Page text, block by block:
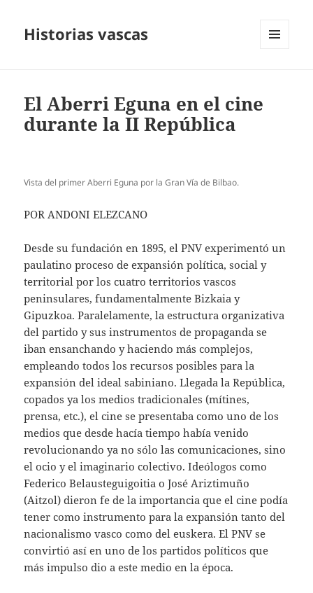
Historias vascas
El Aberri Eguna en el cine
durante la II República
Vista del primer Aberri Eguna por la Gran Vía de Bilbao.
POR ANDONI ELEZCANO
Desde su fundación en 1895, el PNV experimentó un
paulatino proceso de expansión política, social y
territorial por los cuatro territorios vascos
peninsulares, fundamentalmente Bizkaia y
Gipuzkoa. Paralelamente, la estructura organizativa
del partido y sus instrumentos de propaganda se
iban ensanchando y haciendo más complejos,
empleando todos los recursos posibles para la
expansión del ideal sabiniano. Llegada la República,
copados ya los medios tradicionales (mítines,
prensa, etc.), el cine se presentaba como uno de los
medios que desde hacía tiempo había venido
revolucionando ya no sólo las comunicaciones, sino
el ocio y el imaginario colectivo. Ideólogos como
Federico Belausteguigoitia o José Ariztimuño
(Aitzol) dieron fe de la importancia que el cine podía
tener como instrumento para la expansión tanto del
nacionalismo vasco como del euskera. El PNV se
convirtió así en uno de los partidos políticos que
más impulso dio a este medio en la época.